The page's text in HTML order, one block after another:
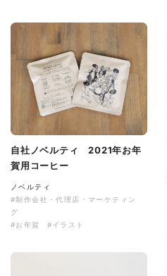
自社ノベルティ 2021年お年
賀用コーヒー
ノベルティ
#制作会社・代理店・マーケティン
グ
#お年賀
#イラスト